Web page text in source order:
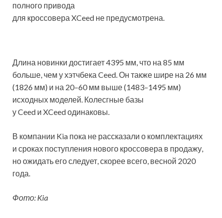
полного привода
для кроссовера XCeed не предусмотрена.
Длина новинки достигает 4395 мм, что на 85 мм
больше, чем у хэтчбека Ceed. Он также шире на 26 мм
(1826 мм) и на 20–60 мм выше (1483–1495 мм)
исходных моделей. Колесгные базы
у Ceed и XCeed одинаковы.
В компании Kia пока не рассказали о комплектациях
и сроках поступления нового кроссовера в продажу,
но ожидать его следует, скорее всего, весной 2020
года.
Фото: Kia